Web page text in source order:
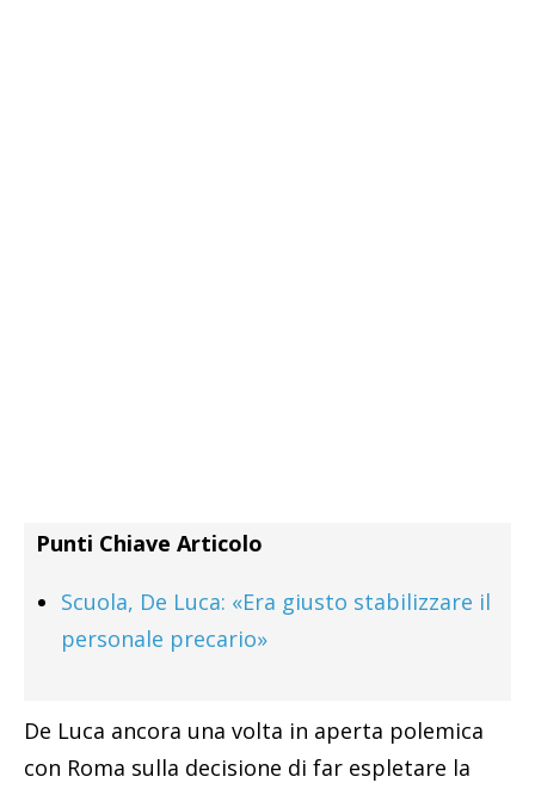
Punti Chiave Articolo
Scuola, De Luca: «Era giusto stabilizzare il
personale precario»
De Luca ancora una volta in aperta polemica
con Roma sulla decisione di far espletare la